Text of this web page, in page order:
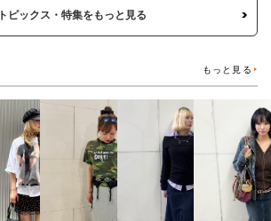
トピックス・特集をもっと見る
もっと見る